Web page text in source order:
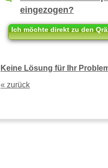
eingezogen?
Ich möchte direkt zu den
Keine Lösung für Ihr
« zurück